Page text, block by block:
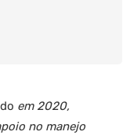
em 2020,
no manejo